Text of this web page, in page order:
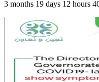
3 months 19 days 12 hours